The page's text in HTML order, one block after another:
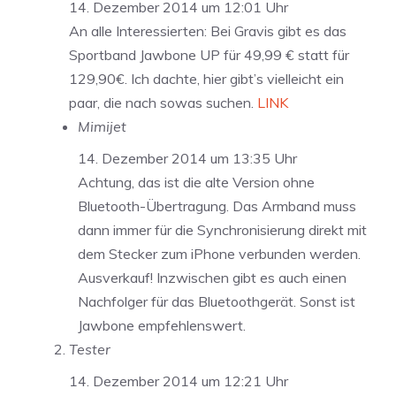
14. Dezember 2014 um 12:01 Uhr
An alle Interessierten: Bei Gravis gibt es das
Sportband Jawbone UP für 49,99 € statt für
129,90€. Ich dachte, hier gibt’s vielleicht ein
paar, die nach sowas suchen. LINK
Mimijet
14. Dezember 2014 um 13:35 Uhr
Achtung, das ist die alte Version ohne
Bluetooth-Übertragung. Das Armband muss
dann immer für die Synchronisierung direkt mit
dem Stecker zum iPhone verbunden werden.
Ausverkauf! Inzwischen gibt es auch einen
Nachfolger für das Bluetoothgerät. Sonst ist
Jawbone empfehlenswert.
Tester
14. Dezember 2014 um 12:21 Uhr